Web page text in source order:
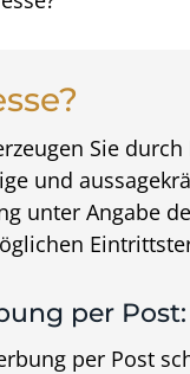
Sie durch
und
unter Angabe
per Post:
per Post